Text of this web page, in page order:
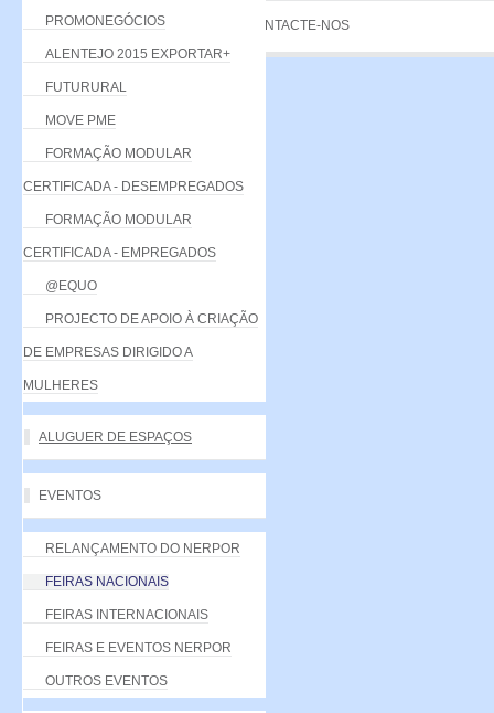
CONTACTE-NOS
PROMONEGÓCIOS
ALENTEJO 2015 EXPORTAR+
FUTURURAL
MOVE PME
FORMAÇÃO MODULAR
CERTIFICADA - DESEMPREGADOS
FORMAÇÃO MODULAR
CERTIFICADA - EMPREGADOS
@EQUO
PROJECTO DE APOIO À CRIAÇÃO
DE EMPRESAS DIRIGIDO A
MULHERES
ALUGUER DE ESPAÇOS
EVENTOS
RELANÇAMENTO DO NERPOR
FEIRAS NACIONAIS
FEIRAS INTERNACIONAIS
FEIRAS E EVENTOS NERPOR
OUTROS EVENTOS